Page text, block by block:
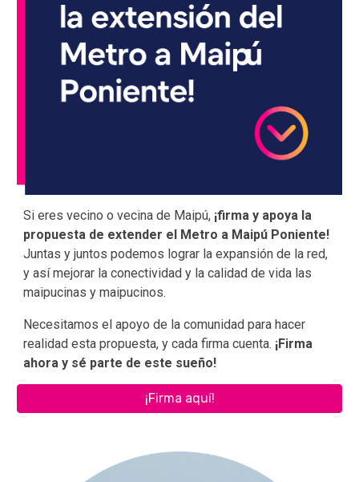
Si eres vecino o vecina de Maipú, ¡firma y apoya la
propuesta de extender el Metro a Maipú Poniente!
Juntas y juntos podemos lograr la expansión de la red,
y así mejorar la conectividad y la calidad de vida las
maipucinas y maipucinos.
Necesitamos el apoyo de la comunidad para hacer
realidad esta propuesta, y cada firma cuenta. ¡Firma
ahora y sé parte de este sueño!
¡Firma aquí!